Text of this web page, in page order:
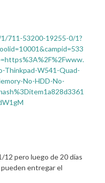
711-53200-19255-0/1?
Thinkpad-W541-Quad-
No-HDD-No-
12 pero luego de 20 días
entregar el